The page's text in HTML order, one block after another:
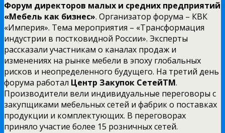
Форум директоров малых и средних предприятий
«Мебель как бизнес». Организатор форума – КВК
«Империя». Тема мероприятия – «Трансформация
индустрии в постковидной России». Эксперты
рассказали участникам о каналах продаж и
изменениях на рынке мебели в эпоху глобальных
рисков и неопределенного будущего. На третий день
форума работал Центр Закупок СетейТМ.
Производители вели индивидуальные переговоры с
закупщиками мебельных сетей и фабрик о поставках
продукции и комплектующих. В переговорах
приняло участие более 15 розничных сетей.